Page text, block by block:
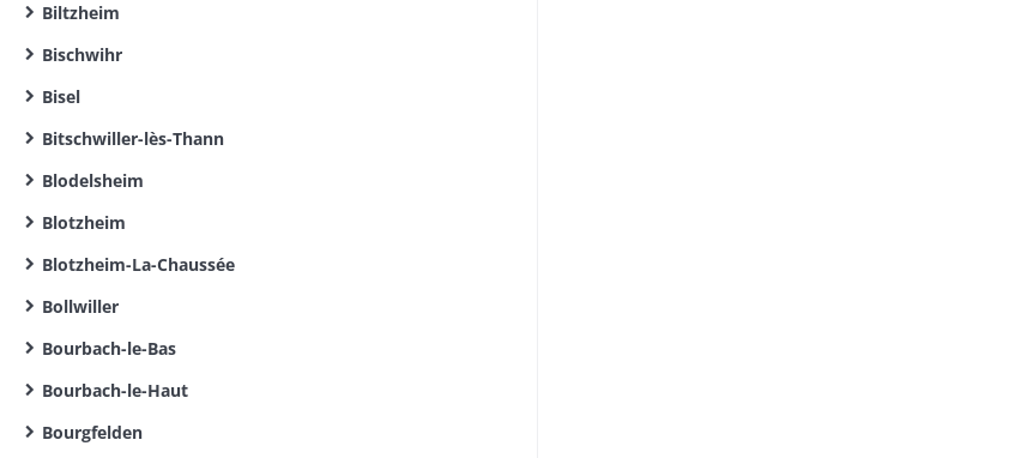
Biltzheim
Bischwihr
Bisel
Bitschwiller-lès-Thann
Blodelsheim
Blotzheim
Blotzheim-La-Chaussée
Bollwiller
Bourbach-le-Bas
Bourbach-le-Haut
Bourgfelden